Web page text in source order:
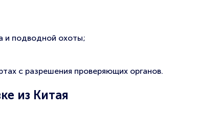
и подводной охоты;
с разрешения проверяющих органов.
из Китая